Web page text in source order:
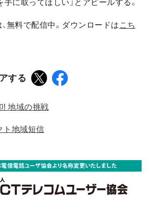
手に取ってほしい」とアピールする。
、無料で配信中。ダウンロードは こち
する
! 地域の挑戦
ト地域短信